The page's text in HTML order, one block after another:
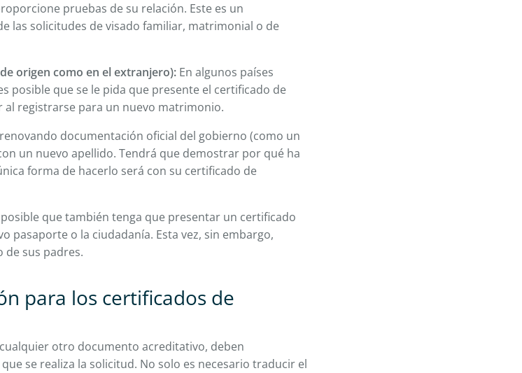
pruebas de su relación. Este es un
las solicitudes de visado familiar, matrimonial o de
origen como en el extranjero): En algunos países
posible que se le pida que presente el certificado de
registrarse para un nuevo matrimonio.
documentación oficial del gobierno (como un
un nuevo apellido. Tendrá que demostrar por qué ha
forma de hacerlo será con su certificado de
posible que también tenga que presentar un certificado
pasaporte o la ciudadanía. Esta vez, sin embargo,
sus padres.
para los certificados de
otro documento acreditativo, deben
se realiza la solicitud. No solo es necesario traducir el